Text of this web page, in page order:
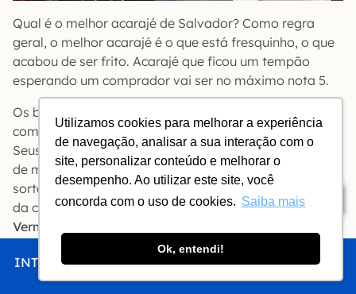
Utilizamos cookies para melhorar a experiência
de navegação, analisar a sua interação com o
site, personalizar conteúdo e melhorar o
desempenho. Ao utilizar este site, você
concorda com o uso de cookies. Saiba mais
Ok, entendi!
INTRO CHEGAR FICAR COMER FAZER
Índice
Qual é o melhor acarajé de Salvador? Como regra
geral, o melhor acarajé é o que está fresquinho, o que
acabou de ser frito. Acarajé que ficou um tempão
esperando um comprador vai ser no máximo nota 5.
Os bons tabuleiros se espalham por toda a cidade, e
começam a funcionar do meio para o fim da tarde.
Seus pontos, licenciados pela prefeitura, são passados
de mãe para filha (e agora, a filhos também). Para
sorte dos visitantes, três das grifes mais tradicionais
da cidade estão a pertinho uma da outra noRio
Vermelho
OAcarajé da Dinha
é tão importante que o Largo de
Santana, na entrada do Rio Vermelho, hoje é mais